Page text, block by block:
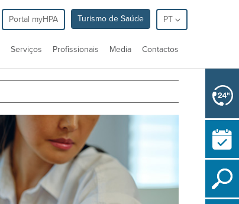
Portal myHPA Turismo de Saúde PT
Serviços Profissionais Media Contactos